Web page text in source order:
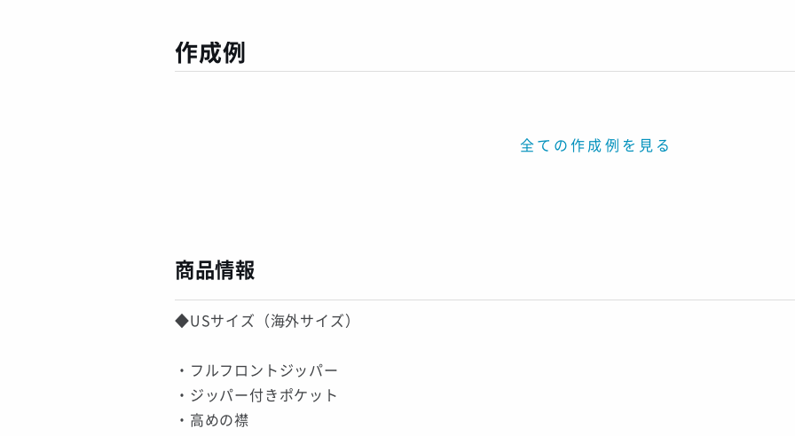
作成例
全ての作成例を見る
商品情報
◆USサイズ（海外サイズ）
・フルフロントジッパー
・ジッパー付きポケット
・高めの襟